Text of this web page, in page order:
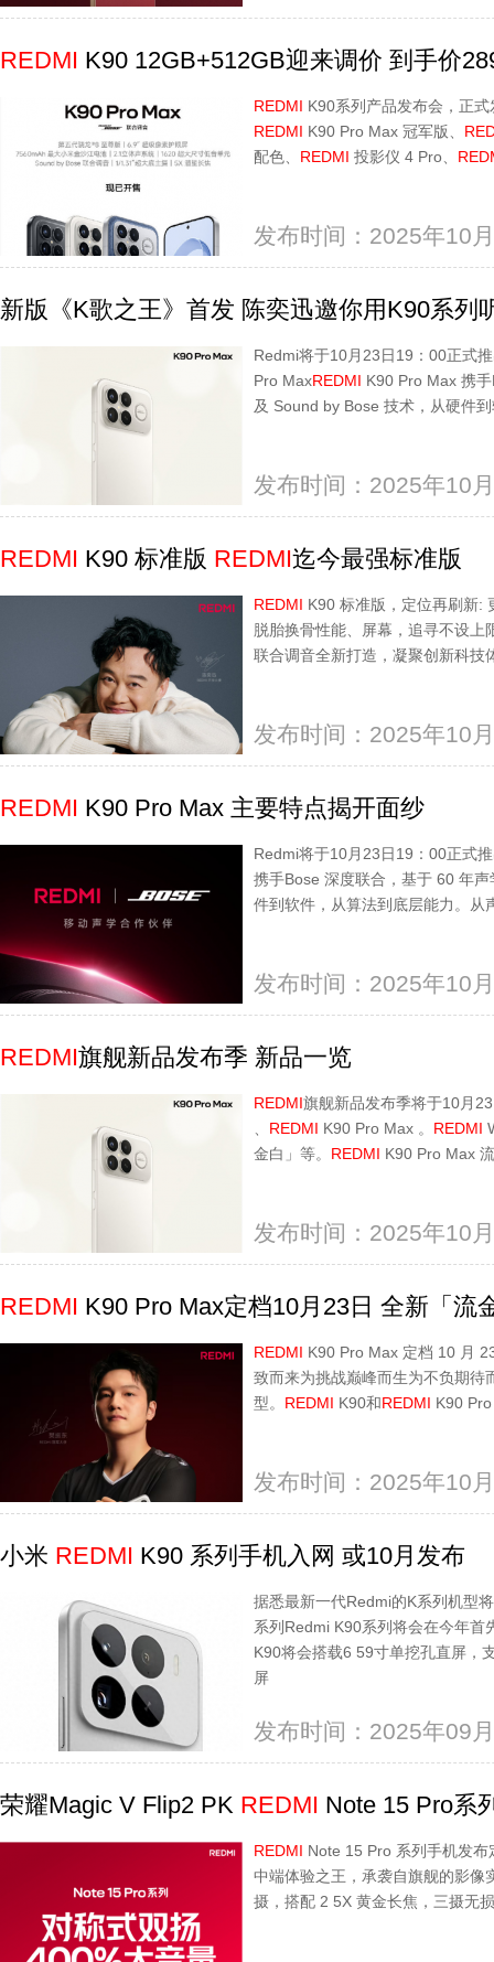
REDMI K90 12GB+512GB迎来调价 到手价
REDMI K90系列产品发布会，正
REDMI K90 Pro Max 冠军版、
配色、 REDMI 投影仪 4 Pro、
发布时间：2025年10
新版《K歌之王》首发 陈奕迅邀你用K90系列
Redmi将于10月23日19：00正式
Pro MaxREDMI K90 Pro Max 携
及 Sound by Bose 技术，从硬件
发布时间：2025年10
REDMI K90 标准版 REDMI迄今最强标准版
REDMI K90 标准版，定位再刷新:
脱胎换骨性能、屏幕，追寻不设
联合调音全新打造，凝聚创新科技
发布时间：2025年10
REDMI K90 Pro Max 主要特点揭开面纱
Redmi将于10月23日19：00正式
携手Bose 深度联合，基于 60 年
件到软件，从算法到底层能力。从
发布时间：2025年10
REDMI旗舰新品发布季 新品一览
REDMI旗舰新品发布季将于10月
REDMI K90 Pro Max 。 REDMI
金白」等。 REDMI K90 Pro Max
发布时间：2025年10
REDMI K90 Pro Max定档10月23日 全新「流
REDMI K90 Pro Max 定档 10 月
致而来为挑战巅峰而生为不负期待
型。 REDMI K90和REDMI K90
发布时间：2025年10
小米 REDMI K90 系列手机入网 或10月发布
据悉最新一代Redmi的K系列机型
系列Redmi K90系列将会在今年
K90将会搭载6 59寸单挖孔直屏，
屏
发布时间：2025年09
荣耀Magic V Flip2 PK REDMI Note 15 Pro系
REDMI Note 15 Pro 系列手机发
中端体验之王，承袭自旗舰的影像
摄，搭配 2 5X 黄金长焦，三摄无